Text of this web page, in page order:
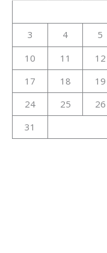
3
4 5
10
11 12
17
18 19
24
25 26
31